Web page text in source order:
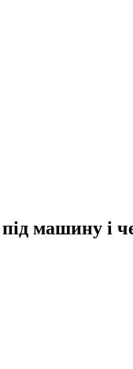
машину і